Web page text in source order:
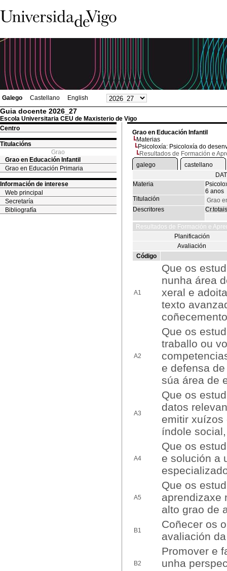
Galego Castellano English
Guia docente 2026_27
Escola Universitaria CEU de Maxisterio de Vigo
Centro
Titulacións
Grao
Grao en Educación Infantil
Grao en Educación Primaria
Información de interese
Web principal
Secretaría
Bibliografía
Grao en Educación Infantil
Materias
Psicoloxía: Psicoloxía do
Resultados de Formación e
galego
castellano
Materia
6 anos
Titulación
Grao
Descritores
Cr.totais
Resultados de Formación e
Planificación
Avaliación
Código
A1
Que os
nunha área
xeral e
texto
A2
Que os
traballo ou
e defensa
súa área de
A3
Que os
datos
emitir xuízos
índole
A4
Que os
e solución a
A5
Que os
aprendizaxe
alto grao de
B1
Coñecer os
avaliación
B2
Promover e
unha